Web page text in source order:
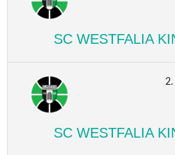
SC WESTFALIA
SC WESTFALIA